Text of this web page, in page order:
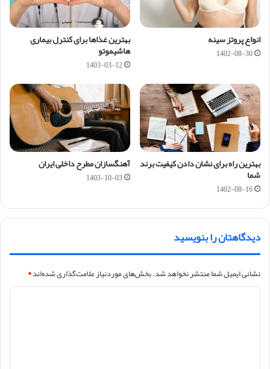
انواع پروتز سینه
1402-08-30
بهترین غذاها برای کنترل بیماری
هاشیموتو
1403-03-12
بهترین راه برای نشان دادن کیفیت برند
شما
1402-08-16
آهنگسازان مطرح داخلی ایران
1403-10-03
دیدگاهتان را بنویسید
نشانی ایمیل شما منتشر نخواهد شد.بخش‌های موردنیاز علامت‌گذاری شده‌اند*